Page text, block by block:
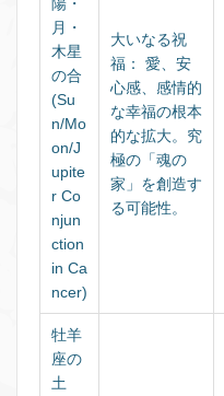
月・
木星
の合
(Su
n/Mo
on/J
upite
r Co
njun
ction
in Ca
ncer)
大いなる祝
福：
愛、安
心感、感情的
な幸福の根本
的な拡大。究
極の「魂の
家」を創造す
る可能性。
牡羊
座の
土